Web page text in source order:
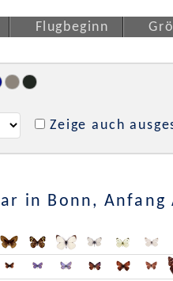
Flugbeginn
Zeige auch
in Bonn,